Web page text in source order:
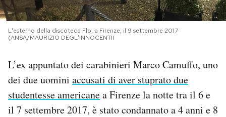
SHOP
CALENDARIO
AREA PERSONALE
L'esterno della discoteca Flo, a Firenze, il 9 settembre 2017
(ANSA/MAURIZIO DEGL'INNOCENTII
L’ex appuntato dei carabinieri Marco Camuffo, uno
dei due uomini accusati di aver stuprato due
studentesse americanea Firenze la notte tra il 6 e
il 7 settembre 2017, è stato condannato a 4 anni e 8